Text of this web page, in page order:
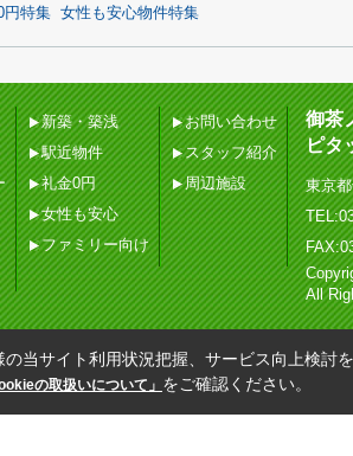
円特集 女性も安心物件特集
新築・築浅
駅近物件
礼金0円
女性も安心
ファミリー向け
お問い合わせ
スタッフ紹介
周辺施設
御茶
ピタ
東京
All
の当サイト利用状況把握、サービス向上検討
の取扱いについて」 をご確認ください。